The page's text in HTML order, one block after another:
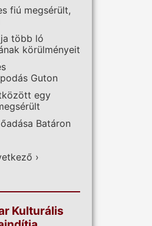
fiú megsérült,
több ló
körülményeit
Guton
egy
Batáron
›
Kulturális